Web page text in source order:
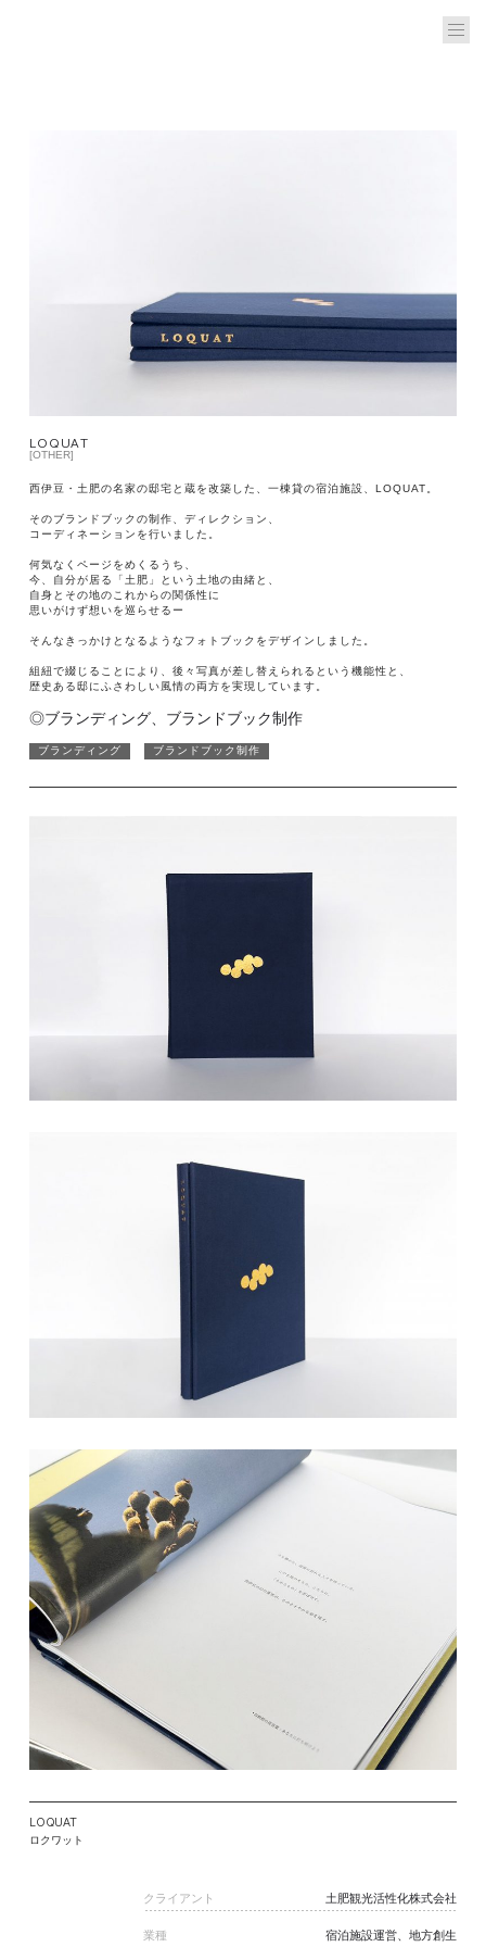
LOQUAT
[OTHER]
西伊豆・土肥の名家の邸宅と蔵を改築した、一棟貸の宿泊施設、LOQUAT。
そのブランドブックの制作、ディレクション、
コーディネーションを行いました。
何気なくページをめくるうち、
今、自分が居る「土肥」という土地の由緒と、
自身とその地のこれからの関係性に
思いがけず想いを巡らせるー
そんなきっかけとなるようなフォトブックをデザインしました。
組紐で綴じることにより、後々写真が差し替えられるという機能性と、
歴史ある邸にふさわしい風情の両方を実現しています。
◎ブランディング、ブランドブック制作
ブランディング ブランドブック制作
LOQUAT
ロクワット
クライアント 土肥観光活性化株式会社
業種 宿泊施設運営、地方創生